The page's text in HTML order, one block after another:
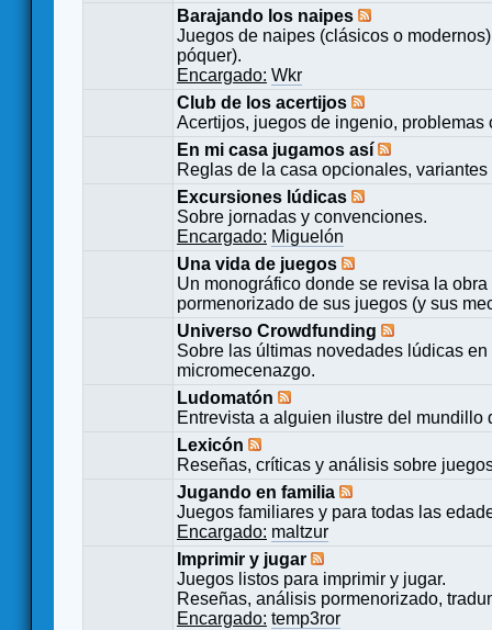
Barajando los naipes
Juegos de naipes (clásicos o
póquer).
Encargado: Wkr
Club de los acertijos
Acertijos, juegos de ingenio,
En mi casa jugamos así
Reglas de la casa opcionales,
Excursiones lúdicas
Sobre jornadas y convenciones.
Encargado: Miguelón
Una vida de juegos
Un monográfico donde se revisa la
pormenorizado de sus juegos (y sus
Universo Crowdfunding
Sobre las últimas novedades lúdicas
micromecenazgo.
Ludomatón
Entrevista a alguien ilustre del mundillo
Lexicón
Reseñas, críticas y análisis sobre
Jugando en familia
Juegos familiares y para todas las
Encargado: maltzur
Imprimir y jugar
Juegos listos para imprimir y jugar.
Reseñas, análisis pormenorizado,
Encargado: temp3ror